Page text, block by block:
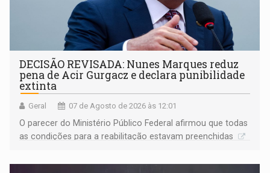
DECISÃO REVISADA: Nunes Marques reduz
pena de Acir Gurgacz e declara punibilidade
extinta
Geral 07 de Agosto de 2026 às 12:01
O parecer do Ministério Público Federal afirmou que todas
as condições para a reabilitação estavam preenchidas